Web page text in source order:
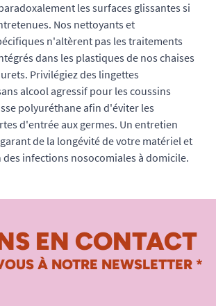
les surfaces glissantes si
Nos nettoyants et
n'altèrent pas les traitements
dans les plastiques de nos chaises
Privilégiez des lingettes
alcool agressif pour les coussins
polyuréthane afin d'éviter les
d'entrée aux germes. Un entretien
de la longévité de votre matériel et
infections nosocomiales à domicile.
EN CONTACT
À NOTRE NEWSLETTER *